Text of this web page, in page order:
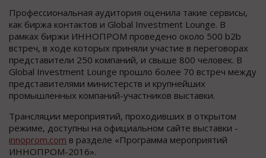
Профессиональная аудитория оценила такие сервисы,
как биржа контактов и Global Investment Lounge. В
рамках биржи ИННОПРОМ проведено около 500 b2b
встреч, в ходе которых приняли участие в переговорах
представители 250 компаний, и свыше 800 человек. В
Global Investment Lounge прошло более 70 встреч между
представителями министерств и крупнейших
промышленных компаний-участников выставки.
Трансляции мероприятий, проходивших в открытом
режиме, доступны на официальном сайте выставки -
innoprom.com в разделе «Программа мероприятий
ИННОПРОМ-2016».